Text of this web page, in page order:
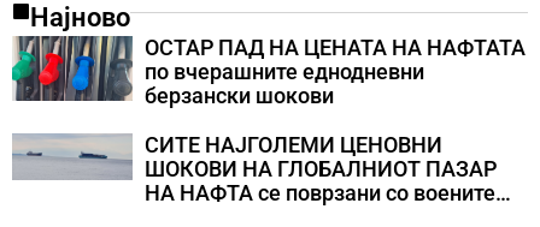
Најново
ОСТАР ПАД НА ЦЕНАТА НА НАФТАТА
по вчерашните еднодневни
берзански шокови
СИТЕ НАЈГОЛЕМИ ЦЕНОВНИ
ШОКОВИ НА ГЛОБАЛНИОТ ПАЗАР
НА НАФТА се поврзани со воените